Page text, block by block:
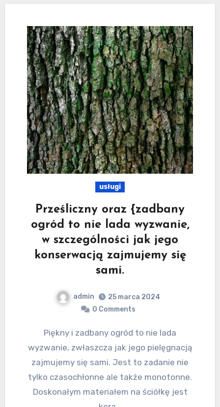
usługi
Prześliczny oraz {zadbany
ogród to nie lada wyzwanie,
w szczególności jak jego
konserwacją zajmujemy się
sami.
admin
25 marca 2024
0 Comments
Piękny i zadbany ogród to nie lada
wyzwanie, zwłaszcza jak jego pielęgnacją
zajmujemy się sami. Jest to zadanie nie
tylko czasochłonne ale także monotonne.
Doskonałym materiałem na ściółkę jest